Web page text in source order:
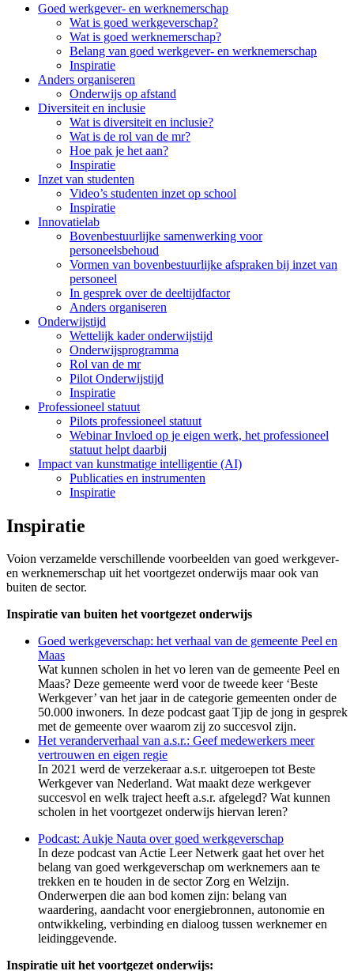
Goed werkgever- en werknemerschap
Wat is goed werkgeverschap?
Wat is goed werknemerschap?
Belang van goed werkgever- en werknemerschap
Inspiratie
Anders organiseren
Onderwijs op afstand
Diversiteit en inclusie
Wat is diversiteit en inclusie?
Wat is de rol van de mr?
Hoe pak je het aan?
Inspiratie
Inzet van studenten
Video’s studenten inzet op school
Inspiratie
Innovatielab
Bovenbestuurlijke samenwerking voor
personeelsbehoud
Vormen van bovenbestuurlijke afspraken bij inzet van
personeel
In gesprek over de deeltijdfactor
Anders organiseren
Onderwijstijd
Wettelijk kader onderwijstijd
Onderwijsprogramma
Rol van de mr
Pilot Onderwijstijd
Inspiratie
Professioneel statuut
Pilots professioneel statuut
Webinar Invloed op je eigen werk, het professioneel
statuut helpt daarbij
Impact van kunstmatige intelligentie (AI)
Publicaties en instrumenten
Inspiratie
Inspiratie
Voion verzamelde verschillende voorbeelden van goed werkgever-
en werknemerschap uit het voortgezet onderwijs maar ook van
buiten de sector.
Inspiratie van buiten het voortgezet onderwijs
Goed werkgeverschap: het verhaal van de gemeente Peel en
Maas
Watkunnen scholen in het vo leren van de gemeente Peel en
Maas? Deze gemeente werd voor de tweede keer ‘Beste
Werkgever’ van het jaar in de categorie gemeenten onder de
50.000 inwoners. In deze podcast gaat Tjip de jong in gesprek
met de gemeente over waarom zij zo succesvol zijn.
Het veranderverhaal van a.s.r.: Geef medewerkers meer
vertrouwen en eigen regie
In 2021 werd de verzekeraar a.s.r. uitgeroepen tot Beste
Werkgever van Nederland. Wat maakt deze werkgever
succesvol en welk traject heeft a.s.r. afgelegd? Wat kunnen
scholen in het voortgezet onderwijs hiervan leren?
Podcast: Aukje Nauta over goed werkgeverschap
In deze podcast van Actie Leer Netwerk gaat het over het
belang van goed werkgeverschap om werknemers aan te
trekken en te houden in de sector Zorg en Welzijn.
Onderwerpen die aan bod komen zijn: belang van
waardering, aandacht voor energiebronnen, autonomie en
ontwikkeling, verbinding en dialoog tussen werknemer en
leidinggevende.
Inspiratie uit het voortgezet onderwijs: